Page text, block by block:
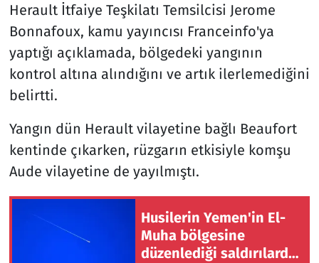
Herault İtfaiye Teşkilatı Temsilcisi Jerome
Bonnafoux, kamu yayıncısı Franceinfo'ya
yaptığı açıklamada, bölgedeki yangının
kontrol altına alındığını ve artık ilerlemediğini
belirtti.
Yangın dün Herault vilayetine bağlı Beaufort
kentinde çıkarken, rüzgarın etkisiyle komşu
Aude vilayetine de yayılmıştı.
Husilerin Yemen'in El-
Muha bölgesine
düzenlediği saldırılarda